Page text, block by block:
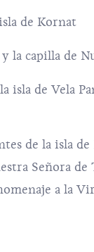
de Kornat
la capilla de
isla de Vela
de la isla de
Señora
a la